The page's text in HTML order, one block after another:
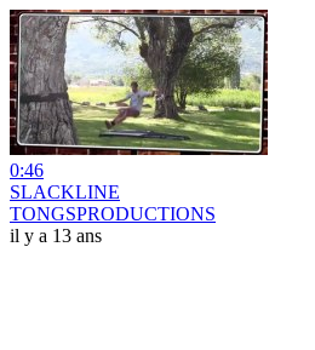
0:46
SLACKLINE
TONGSPRODUCTIONS
il y a 13 ans